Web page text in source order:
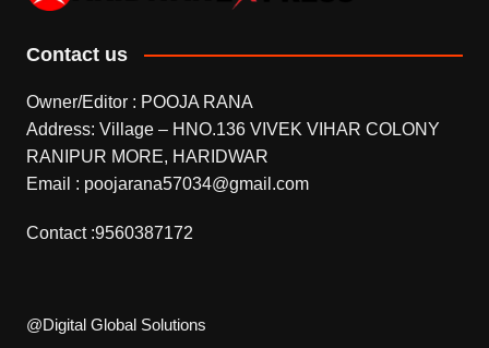
Contact us
Owner/Editor : POOJA RANA
Address: Village – HNO.136 VIVEK VIHAR COLONY
RANIPUR MORE, HARIDWAR
Email : poojarana57034@gmail.com
Contact :9560387172
@Digital Global Solutions